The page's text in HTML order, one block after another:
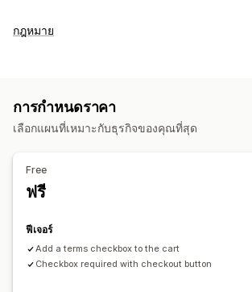
การแสดงตะกร้าสินค้า
การปรับแต่งการชำระเงิน
กฎหมาย
การปฏิบัติตามกฎระเบียบด้านภาษี
การจัดการนโยบาย การปฏิบัติตามข้อกำหนด TSE
การปรับแต่ง
CSS ที่กำหนดเอง
ข้อความที่กำหนดเอง
ปุ่ม
การกำหนดราคา
เลือกแผนที่เหมาะกับธุรกิจของคุณที่สุด
Free
ฟรี
ฟีเจอร์
Add a terms checkbox to the cart
Checkbox required with checkout button